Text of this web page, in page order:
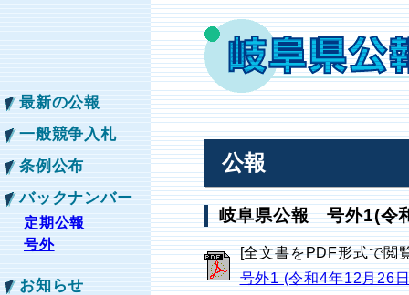
最新の公報
一般競争入札
条例公布
バックナンバー
定期公報
号外
お知らせ
公報
岐阜県公報 号外1(令
[全文書をPDF形式で閲
号外1 (令和4年12月26